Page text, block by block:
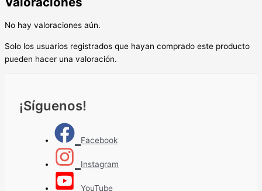
No hay valoraciones aún.
Solo los usuarios registrados que hayan comprado este producto
pueden hacer una valoración.
¡Síguenos!
Facebook
Instagram
YouTube